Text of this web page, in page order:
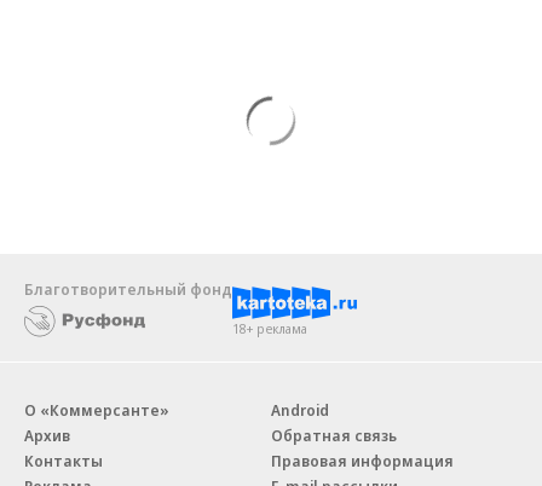
Благотворительный фонд
18+ реклама
О «Коммерсанте»
Архив
Контакты
Android
Обратная связь
Правовая информация